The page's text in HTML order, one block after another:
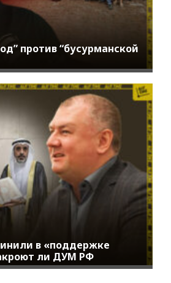
против “бусурманской
в «поддержке
ли ДУМ РФ